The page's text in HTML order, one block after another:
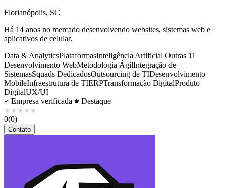
Florianópolis, SC
Há 14 anos no mercado desenvolvendo websites, sistemas web e
aplicativos de celular.
Data & AnalyticsPlataformasInteligência Artificial Outras 11
Desenvolvimento WebMetodologia ÁgilIntegração de
SistemasSquads DedicadosOutsourcing de TIDesenvolvimento
MobileInfraestrutura de TIERPTransformação DigitalProduto
DigitalUX/UI
Empresa verificada
Destaque
★ ★ ★ ★ ★
0(0)
Contato